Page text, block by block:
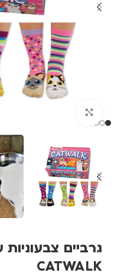
גרביים
CATWALK